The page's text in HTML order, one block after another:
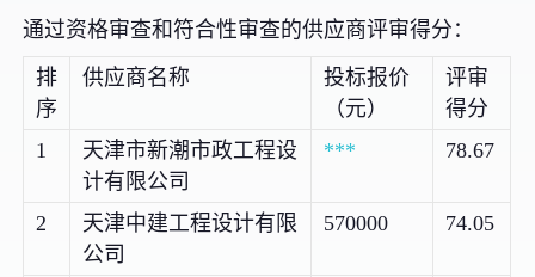
通过资格审查和符合性审查的供应商评审得分：
排
序
供应商名称
投标报价
（元）
评审
得分
1
天津市新潮市政工程设
计有限公司
*** 78.67
2
天津中建工程设计有限
公司
570000 74.05